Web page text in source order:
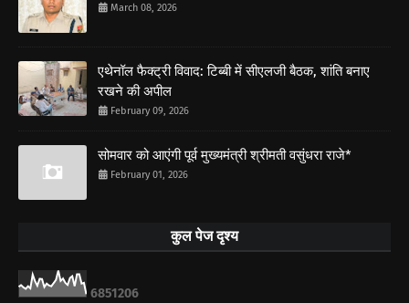
March 08, 2026
एथेनॉल फैक्ट्री विवाद: टिब्बी में सीएलजी बैठक, शांति बनाए
रखने की अपील
February 09, 2026
सोमवार को आएंगी पूर्व मुख्यमंत्री श्रीमती वसुंधरा राजे*
February 01, 2026
कुल पेज दृश्य
6851206